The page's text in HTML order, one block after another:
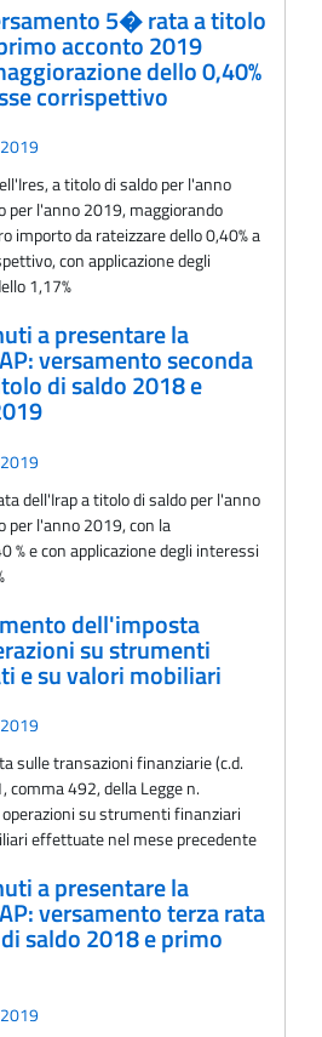
5� rata a titolo
acconto 2019
dello 0,40%
corrispettivo
a titolo di saldo per l'anno
per l'anno 2019, maggiorando
importo da rateizzare dello 0,40% a
con applicazione degli
1,17%
a presentare la
versamento seconda
di saldo 2018 e
dell'Irap a titolo di saldo per l'anno
per l'anno 2019, con la
% e con applicazione degli interessi
dell'imposta
su strumenti
e su valori mobiliari
sulle transazioni finanziarie (c.d.
comma 492, della Legge n.
su strumenti finanziari
effettuate nel mese precedente
a presentare la
versamento terza rata
saldo 2018 e primo